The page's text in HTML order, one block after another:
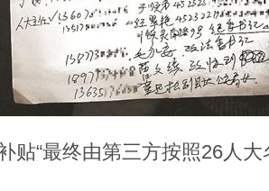
贴“最终由第三方按照26人